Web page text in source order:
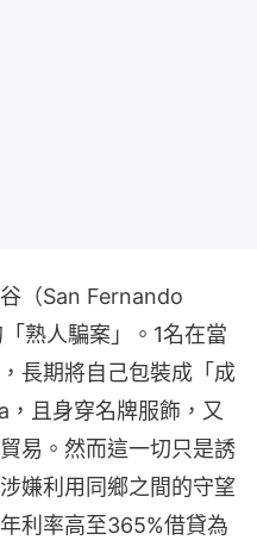
（San Fernando
熟人騙案」。1名在當
長期將自己包裝成「成
且身穿名牌服飾，又
易。然而這一切只是誘
嫌利用同鄉之間的守望
利率高至365%借貸為